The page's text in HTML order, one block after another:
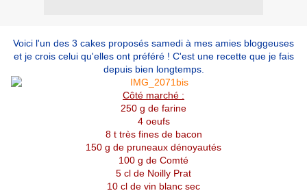
Voici l'un des 3 cakes proposés samedi à mes amies bloggeuses
et je crois celui qu'elles ont préféré ! C'est une recette que je fais
depuis bien longtemps.
Côté marché :
250 g de farine
4 oeufs
8 t très fines de bacon
150 g de pruneaux dénoyautés
100 g de Comté
5 cl de Noilly Prat
10 cl de vin blanc sec